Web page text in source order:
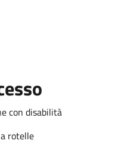
con disabilità
rotelle